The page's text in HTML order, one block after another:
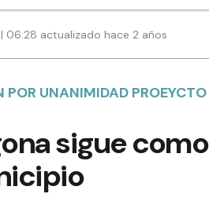
06:28 actualizado hace 2 años
UNANIMIDAD
sigue